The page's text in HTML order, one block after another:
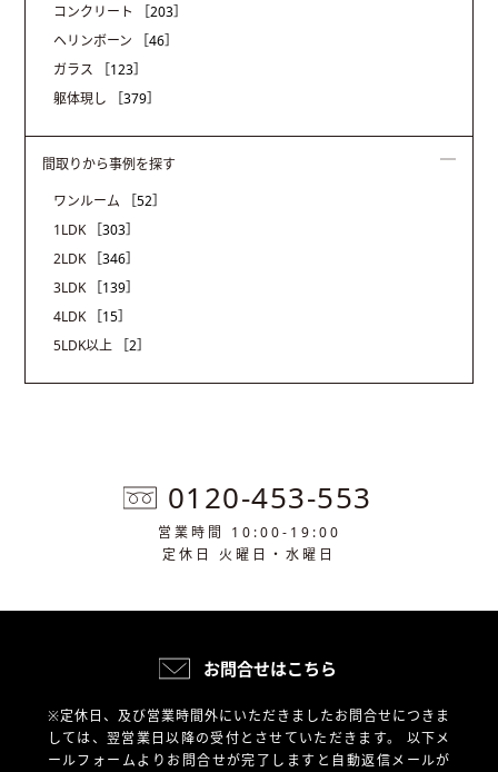
コンクリート
［203］
ヘリンボーン
［46］
ガラス
［123］
躯体現し
［379］
間取りから事例を探す
ワンルーム
［52］
1LDK
［303］
2LDK
［346］
3LDK
［139］
4LDK
［15］
5LDK以上
［2］
0120-453-553
営業時間 10:00-19:00
定休日 火曜日・水曜日
お問合せはこちら
※定休日、及び営業時間外にいただきましたお問合せにつきま
しては、翌営業日以降の受付とさせていただきます。 以下メ
ールフォームよりお問合せが完了しますと自動返信メールが